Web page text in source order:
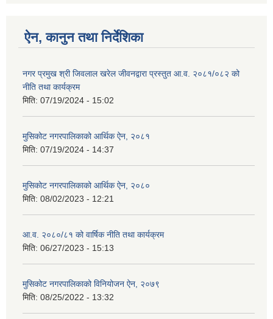
ऐन, कानुन तथा निर्देशिका
नगर प्रमुख श्री जिवलाल खरेल जीवनद्वारा प्रस्तुत आ.व. २०८१/०८२ को
नीति तथा कार्यक्रम
मिति: 07/19/2024 - 15:02
मुसिकोट नगरपालिकाको आर्थिक ऐन, २०८१
मिति: 07/19/2024 - 14:37
मुसिकोट नगरपालिकाको आर्थिक ऐन, २०८०
मिति: 08/02/2023 - 12:21
आ.व. २०८०/८१ को वार्षिक नीति तथा कार्यक्रम
मिति: 06/27/2023 - 15:13
मुसिकोट नगरपालिकाको विनियोजन ऐन, २०७९
मिति: 08/25/2022 - 13:32